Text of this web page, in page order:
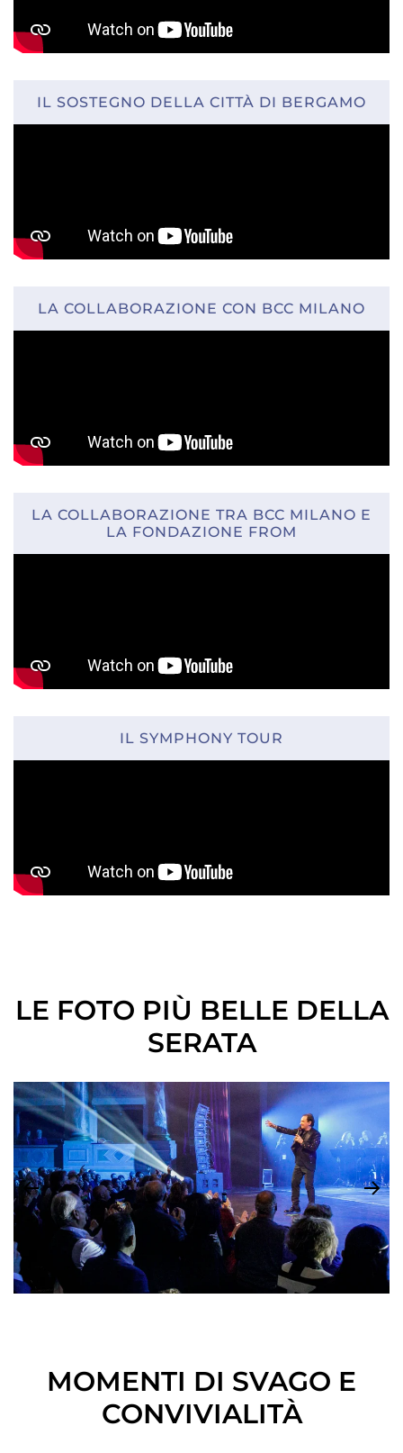
IL SOSTEGNO DELLA CITTÀ DI BERGAMO
LA COLLABORAZIONE CON BCC MILANO
LA COLLABORAZIONE TRA BCC MILANO E
LA FONDAZIONE FROM
IL SYMPHONY TOUR
LE FOTO PIÙ BELLE DELLA
SERATA
MOMENTI DI SVAGO E
CONVIVIALITÀ